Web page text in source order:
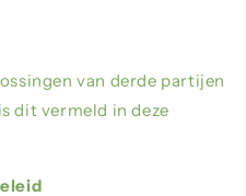
van derde partijen
dit vermeld in deze